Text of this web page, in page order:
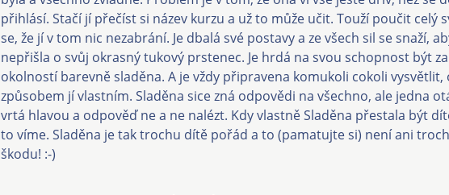
přihlásí. Stačí jí přečíst si název kurzu a už to může učit. Touží poučit celý
se, že jí v tom nic nezabrání. Je dbalá své postavy a ze všech sil se snaží,
nepřišla o svůj okrasný tukový prstenec. Je hrdá na svou schopnost být
okolností barevně sladěna. A je vždy připravena komukoli cokoli vysvětlit,
způsobem jí vlastním. Sladěna sice zná odpovědi na všechno, ale jedna
vrtá hlavou a odpověď ne a ne nalézt. Kdy vlastně Sladěna přestala být
to víme. Sladěna je tak trochu dítě pořád a to (pamatujte si) není ani
škodu! :-)